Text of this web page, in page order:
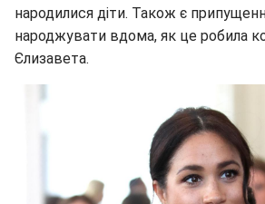
народилися діти. Також є
народжувати вдома, як це робила
Єлизавета.